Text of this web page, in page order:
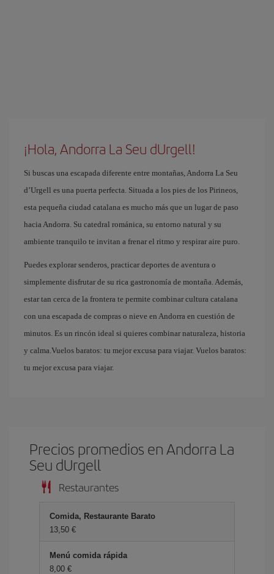
¡Hola, Andorra La Seu dUrgell!
Si buscas una escapada diferente entre montañas, Andorra La Seu
d’Urgell es una puerta perfecta. Situada a los pies de los Pirineos,
esta pequeña ciudad catalana es mucho más que un lugar de paso
hacia Andorra. Su catedral románica, su entorno natural y su
ambiente tranquilo te invitan a frenar el ritmo y respirar aire puro.
Puedes explorar senderos, practicar deportes de aventura o
simplemente disfrutar de su rica gastronomía de montaña. Además,
estar tan cerca de la frontera te permite combinar cultura catalana
con una escapada de compras o nieve en Andorra en cuestión de
minutos. Es un rincón ideal si quieres combinar naturaleza, historia
y calma.Vuelos baratos: tu mejor excusa para viajar. Vuelos baratos:
tu mejor excusa para viajar.
Precios promedios en Andorra La
Seu dUrgell
Restaurantes
Comida, Restaurante Barato
13,50 €
Menú comida rápida
8,00 €